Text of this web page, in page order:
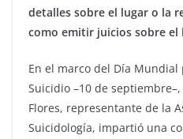
detalles sobre el lugar o la
como emitir juicios sobre el
En el marco del Día Mundial
Suicidio –10 de
Flores, representante de la
Suicidología, impartió una